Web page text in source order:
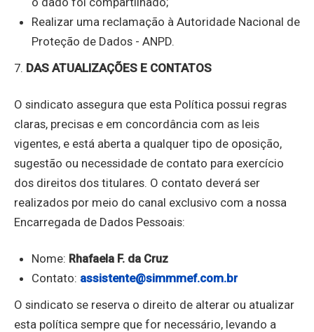
Realizar uma reclamação à Autoridade Nacional de
Proteção de Dados - ANPD.
7. DAS ATUALIZAÇÕES E CONTATOS
O sindicato assegura que esta Política possui regras
claras, precisas e em concordância com as leis
vigentes, e está aberta a qualquer tipo de oposição,
sugestão ou necessidade de contato para exercício
dos direitos dos titulares. O contato deverá ser
realizados por meio do canal exclusivo com a nossa
Encarregada de Dados Pessoais:
Nome: Rhafaela F. da Cruz
Contato: assistente@simmmef.com.br
O sindicato se reserva o direito de alterar ou atualizar
esta política sempre que for necessário, levando a